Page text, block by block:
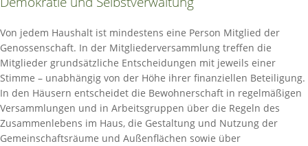
Von jedem Haushalt ist mindestens eine Person Mitglied der
Genossenschaft. In der Mitgliederversammlung treffen die
Mitglieder grundsätzliche Entscheidungen mit jeweils einer
Stimme – unabhängig von der Höhe ihrer finanziellen Beteiligung.
In den Häusern entscheidet die Bewohnerschaft in regelmäßigen
Versammlungen und in Arbeitsgruppen über die Regeln des
Zusammenlebens im Haus, die Gestaltung und Nutzung der
Gemeinschaftsräume und Außenflächen sowie über